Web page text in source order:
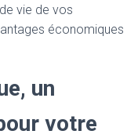
vie de vos
économiques
un
votre